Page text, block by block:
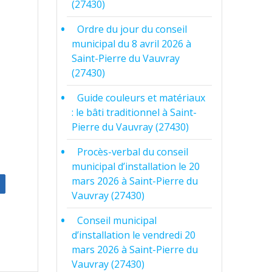
(27430)
Ordre du jour du conseil
municipal du 8 avril 2026 à
Saint-Pierre du Vauvray
(27430)
Guide couleurs et matériaux
: le bâti traditionnel à Saint-
Pierre du Vauvray (27430)
Procès-verbal du conseil
municipal d’installation le 20
mars 2026 à Saint-Pierre du
Vauvray (27430)
Conseil municipal
d’installation le vendredi 20
mars 2026 à Saint-Pierre du
Vauvray (27430)